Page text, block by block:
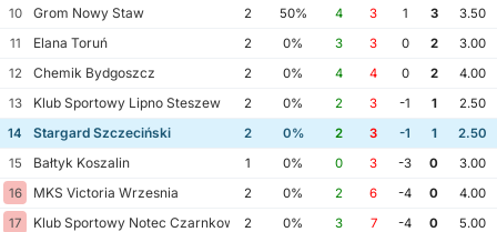
10
Grom Nowy Staw 2 50% 4 3 1 3
3.50
11
Elana Toruń 2 0% 3 3 0 2
3.00
12
Chemik Bydgoszcz 2 0% 4 4 0 2
4.00
13
Klub Sportowy Lipno Steszew 2 0% 2 3 -1 1
2.50
14
Stargard Szczeciński 2 0% 2 3 -1 1
2.50
15
Bałtyk Koszalin 1 0% 0 3 -3 0
3.00
16
MKS Victoria Wrzesnia 2 0% 2 6 -4 0
4.00
17
Klub Sportowy Notec Czarnkow 2 0% 3 7 -4 0
5.00